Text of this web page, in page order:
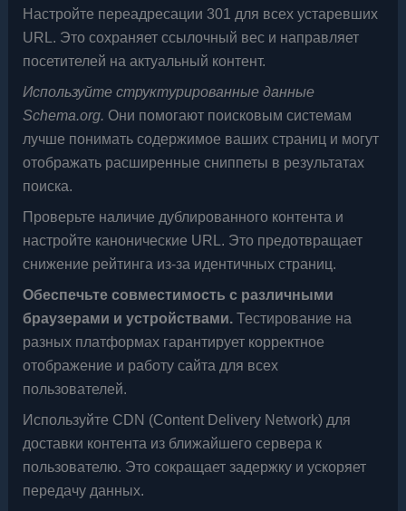
Настройте переадресации 301 для всех устаревших
URL. Это сохраняет ссылочный вес и направляет
посетителей на актуальный контент.
Используйте структурированные данные
Schema.org. Они помогают поисковым системам
лучше понимать содержимое ваших страниц и могут
отображать расширенные сниппеты в результатах
поиска.
Проверьте наличие дублированного контента и
настройте канонические URL. Это предотвращает
снижение рейтинга из-за идентичных страниц.
Обеспечьте совместимость с различными
браузерами и устройствами.Тестирование на
разных платформах гарантирует корректное
отображение и работу сайта для всех
пользователей.
Используйте CDN (Content Delivery Network) для
доставки контента из ближайшего сервера к
пользователю. Это сокращает задержку и ускоряет
передачу данных.